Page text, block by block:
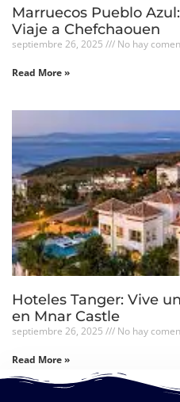
Marruecos Pueblo
Viaje a Chefchaouen
septiembre 26, 2025 No hay
Read More »
Hoteles Tanger: Vive
en Mnar Castle
septiembre 26, 2025 No hay
Read More »